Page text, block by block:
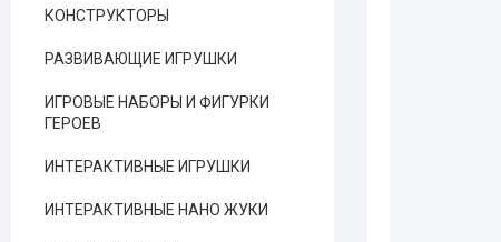
КОНСТРУКТОРЫ
РАЗВИВАЮЩИЕ ИГРУШКИ
ИГРОВЫЕ НАБОРЫ И ФИГУРКИ
ГЕРОЕВ
ИНТЕРАКТИВНЫЕ ИГРУШКИ
ИНТЕРАКТИВНЫЕ НАНО ЖУКИ